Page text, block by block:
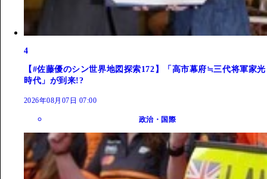
4
【#佐藤優のシン世界地図探索172】「高市幕府≒三代将軍家光
時代」が到来!?
2026年08月07日 07:00
政治・国際